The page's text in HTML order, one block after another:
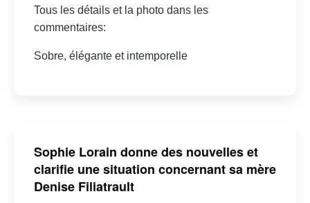
Tous les détails et la photo dans les
commentaires:
Sobre, élégante et intemporelle
Sophie Lorain donne des nouvelles et
clarifie une situation concernant sa mère
Denise Filiatrault